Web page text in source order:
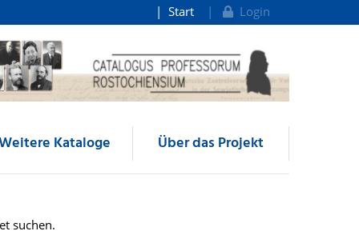
Start Login
Kataloge Über das Projekt
suchen.